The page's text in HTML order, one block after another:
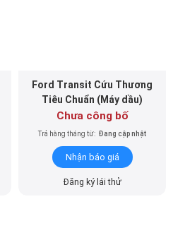
Ford Transit Cứu Thương
Tiêu Chuẩn (Máy dầu)
Chưa công bố
Trả hàng tháng từ: Đang cập nhật
Nhận báo giá
Đăng ký lái thử